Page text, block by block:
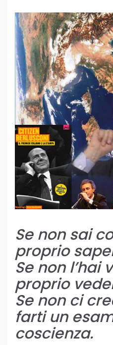
Se non sai
proprio
Se non l’hai
proprio
Se non ci
farti un
coscienza.